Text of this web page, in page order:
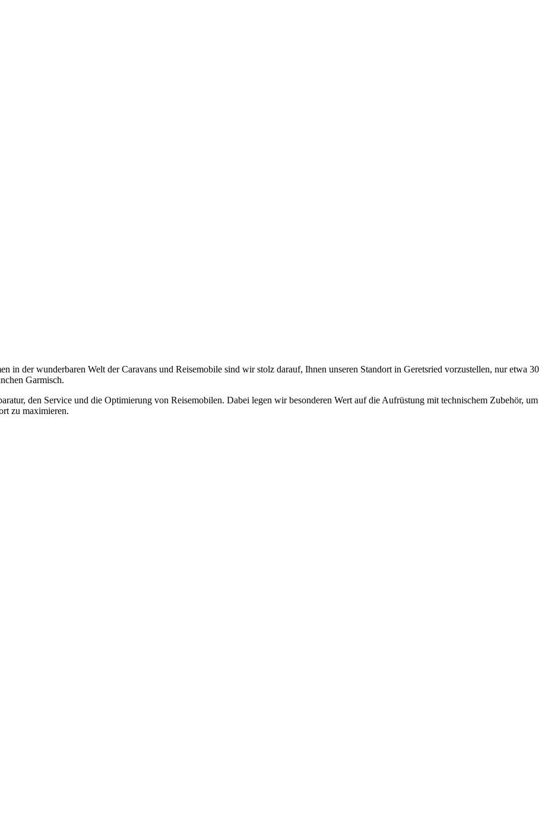
in der wunderbaren Welt der Caravans und Reisemobile sind wir stolz darauf, Ihnen unseren Standort in Geretsried vorzustellen, nur etwa 30
Garmisch.
den Service und die Optimierung von Reisemobilen. Dabei legen wir besonderen Wert auf die Aufrüstung mit technischem Zubehör, um
zu maximieren.